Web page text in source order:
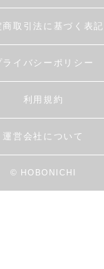
商取引法に基づく表記
ライバシーポリシー
利用規約
運営会社について
© HOBONICHI